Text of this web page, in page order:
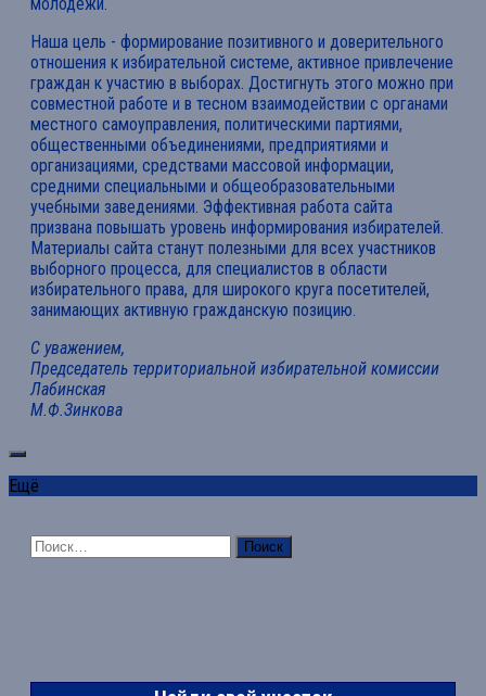
Наша цель - формирование позитивного и доверительного
отношения к избирательной системе, активное привлечение
граждан к участию в выборах. Достигнуть этого можно при
совместной работе и в тесном взаимодействии с органами
местного самоуправления, политическими партиями,
общественными объединениями, предприятиями и
организациями, средствами массовой информации,
средними специальными и общеобразовательными
учебными заведениями. Эффективная работа сайта
призвана повышать уровень информирования избирателей.
Материалы сайта станут полезными для всех участников
выборного процесса, для специалистов в области
избирательного права, для широкого круга посетителей,
занимающих активную гражданскую позицию.
С уважением,
Председатель территориальной избирательной комиссии
Лабинская
М.Ф.Зинкова
Ещё
Найти: